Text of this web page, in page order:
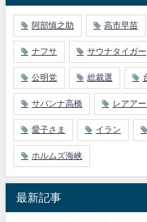
阿部慎之助 高市早苗
ナフサ サウナタイガー
公明党 総裁選
サバンナ高橋 レアアー
愛子さま イラン
ホルムズ海峡
最新記事